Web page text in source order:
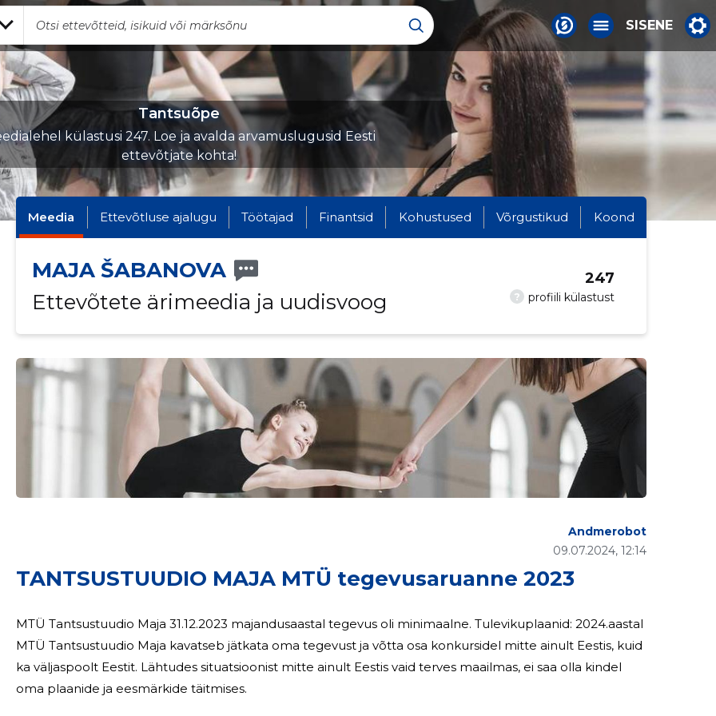
SISENE
Tantsuõpe
külastusi 247. Loe ja avalda arvamuslugusid Eesti
ettevõtjate kohta!
Meedia Ettevõtluse ajalugu Töötajad Finantsid Kohustused Võrgustikud Koond
MAJA ŠABANOVA
Ettevõtete ärimeedia ja uudisvoog
? profiili külastust
247
TANTSUSTUUDIO MAJA MTÜ tegevusaruanne 2023
09.07.2024, 12:14
Andmerobot
MTÜ Tantsustuudio Maja 31.12.2023 majandusaastal tegevus oli minimaalne. Tulevikuplaanid: 2024.aastal
MTÜ Tantsustuudio Maja kavatseb jätkata oma tegevust ja võtta osa konkursidel mitte ainult Eestis, kuid
ka väljaspoolt Eestit. Lähtudes situatsioonist mitte ainult Eestis vaid terves maailmas, ei saa olla kindel
oma plaanide ja eesmärkide täitmises.